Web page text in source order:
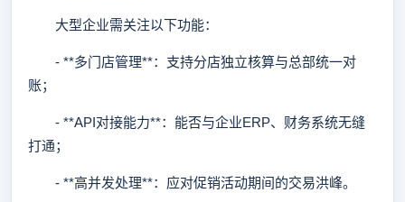
大型企业需关注以下功能：
- **多门店管理**：支持分店独立核算与总部统一对
账；
- **API对接能力**：能否与企业ERP、财务系统无缝
打通；
- **高并发处理**：应对促销活动期间的交易洪峰。